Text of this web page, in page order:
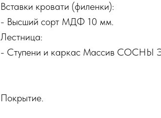
Вставки кровати (филенки):
- Высший сорт МДФ 10 мм.
Лестница:
- Ступени и каркас Массив СОСНЫ
Покрытие.